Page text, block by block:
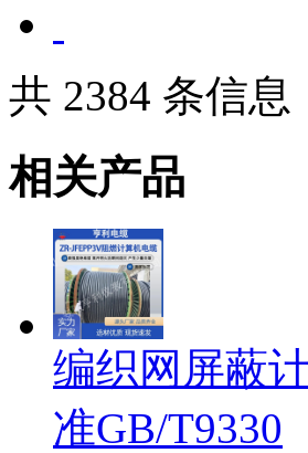
共 2384 条信息
相关产品
编织网屏蔽
准GB/T9330